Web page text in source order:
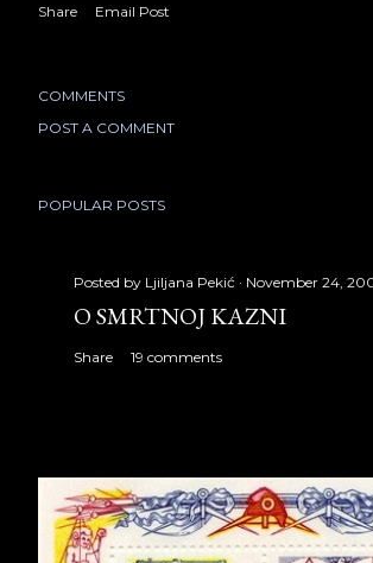
Share Email Post
COMMENTS
POST A COMMENT
POPULAR POSTS
Posted by Ljiljana Pekić November 24,
O SMRTNOJ KAZNI
Share 19 comments